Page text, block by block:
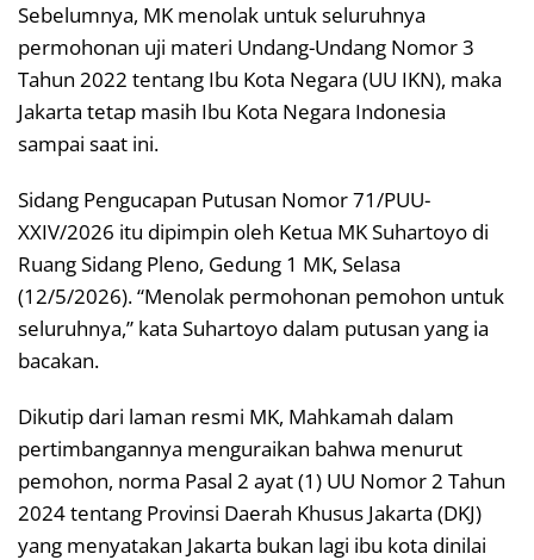
Sebelumnya, MK menolak untuk seluruhnya
permohonan uji materi Undang-Undang Nomor 3
Tahun 2022 tentang Ibu Kota Negara (UU IKN), maka
Jakarta tetap masih Ibu Kota Negara Indonesia
sampai saat ini.
Sidang Pengucapan Putusan Nomor 71/PUU-
XXIV/2026 itu dipimpin oleh Ketua MK Suhartoyo di
Ruang Sidang Pleno, Gedung 1 MK, Selasa
(12/5/2026). “Menolak permohonan pemohon untuk
seluruhnya,” kata Suhartoyo dalam putusan yang ia
bacakan.
Dikutip dari laman resmi MK, Mahkamah dalam
pertimbangannya menguraikan bahwa menurut
pemohon, norma Pasal 2 ayat (1) UU Nomor 2 Tahun
2024 tentang Provinsi Daerah Khusus Jakarta (DKJ)
yang menyatakan Jakarta bukan lagi ibu kota dinilai